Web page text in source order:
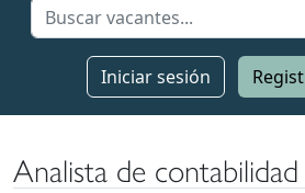
Iniciar sesión
Analista de